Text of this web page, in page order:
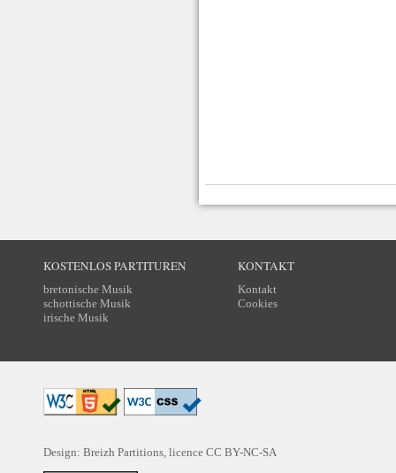
KOSTENLOS PARTITUREN
bretonische Musik
schottische Musik
irische Musik
KONTAKT
Kontakt
Cookies
Design: Breizh Partitions, licence CC BY-NC-SA